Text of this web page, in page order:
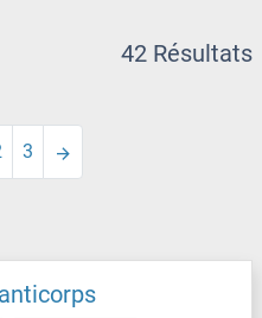
42 Résultats
3